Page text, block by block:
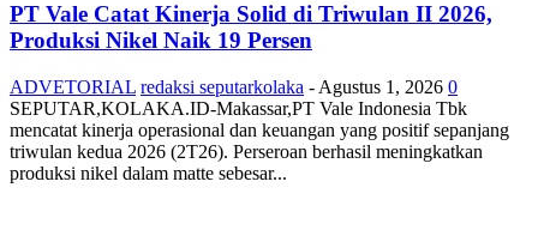
PT Vale Catat Kinerja Solid di Triwulan II 2026,
Produksi Nikel Naik 19 Persen
ADVETORIAL redaksi seputarkolaka - Agustus 1, 2026 0
SEPUTAR,KOLAKA.ID-Makassar,PT Vale Indonesia Tbk
mencatat kinerja operasional dan keuangan yang positif sepanjang
triwulan kedua 2026 (2T26). Perseroan berhasil meningkatkan
produksi nikel dalam matte sebesar...